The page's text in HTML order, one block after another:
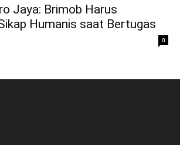
Jaya: Brimob Harus
Humanis saat Bertugas
0